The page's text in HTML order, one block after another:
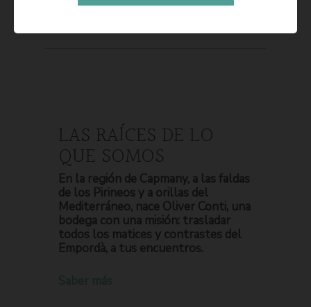
LAS RAÍCES DE LO
QUE SOMOS
En la región de Capmany, a las faldas
de los Pirineos y a orillas del
Mediterráneo, nace Oliver Conti, una
bodega con una misión: trasladar
todos los matices y contrastes del
Empordà, a tus encuentros.